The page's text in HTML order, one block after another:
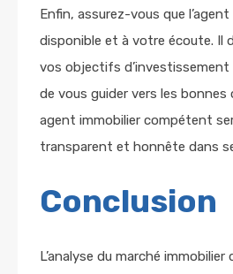
Enfin, assurez-vous que
disponible et à votre écoute. Il
vos objectifs d’investissement
de vous guider vers les
agent immobilier compétent
transparent et honnête dans
Conclusion
L’analyse du marché immobilier